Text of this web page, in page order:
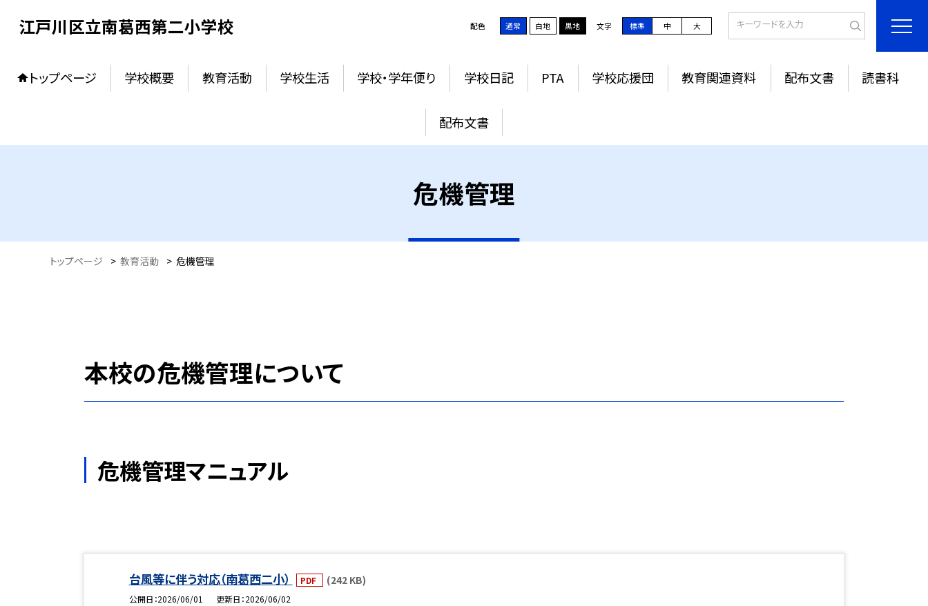
江戸川区立南葛西第二小学校 配色 通常 白地 黒地 文字 標準 中 大
トップページ 学校概要 教育活動 学校生活 学校・学年便り 学校日記 PTA 学校応援団 教育関連資料 配布文書 読書科
配布文書
危機管理
トップページ > 教育活動 > 危機管理
本校の危機管理について
危機管理マニュアル
台風等に伴う対応（南葛西二小） PDF (242 KB)
公開日 2026/06/01 更新日 2026/06/02